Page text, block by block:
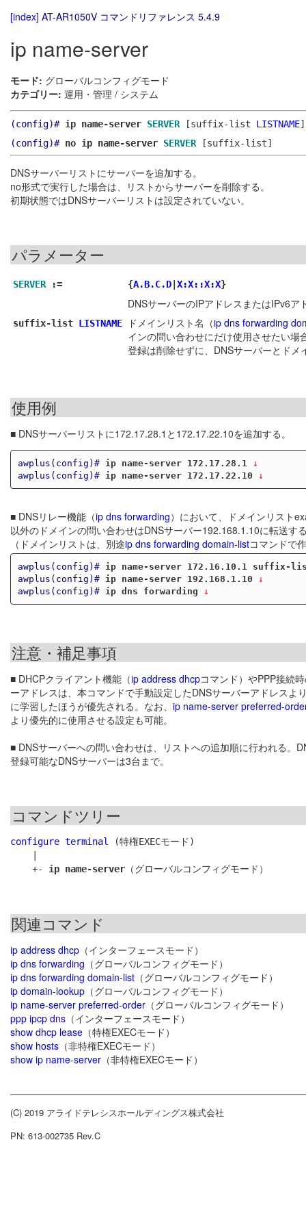
[index] AT-AR1050V コマンドリファレンス 5.4.9
ip name-server
モード: グローバルコンフィグモード
カテゴリー: 運用・管理 / システム
(config)# ip name-server SERVER [suffix-list LISTNAME]
(config)# no ip name-server SERVER [suffix-list]
DNSサーバーリストにサーバーを追加する。
no形式で実行した場合は、リストからサーバーを削除する。
初期状態ではDNSサーバーリストは設定されていない。
パラメーター
SERVER := {A.B.C.D X:X::X:X}
DNSサーバーのIPアドレスまたはIPv6ア
suffix-list LISTNAME ドメインリスト名（ip dns forwarding
インの問い合わせにだけ使用させたい
登録は削除せずに、DNSサーバーとド
使用例
■ DNSサーバーリストに172.17.28.1と172.17.22.10を追加する。
awplus(config)# ip name-server 172.17.28.1
↓
awplus(config)#
ip name-server 172.17.22.10 ↓
■ DNSリレー機能（ip dns forwarding）において、ドメインリスト
以外のドメインの問い合わせはDNSサーバー192.168.1.10に転送す
（ドメインリストは、別途ip dns forwarding domain-listコマンドで
awplus(config)#
ip name-server 172.16.10.1 suffix-
awplus(config)#
ip name-server 192.168.1.10 ↓
awplus(config)#
ip dns forwarding ↓
注意・補足事項
■ DHCPクライアント機能（ip address dhcpコマンド）やPPP接続
ーアドレスは、本コマンドで手動設定したDNSサーバーアドレス
に学習したほうが優先される。なお、 ip name-server preferred-
より優先的に使用させる設定も可能。
■ DNSサーバーへの問い合わせは、リストへの追加順に行われる。
登録可能なDNSサーバーは3台まで。
コマンドツリー
configure terminal
(特権EXECモード)
    +-
ip name-server
関連コマンド
ip address dhcp （インターフェースモード）
ip dns forwarding （グローバルコンフィグモード）
ip dns forwarding domain-list （グローバルコンフィグモード）
ip domain-lookup （グローバルコンフィグモード）
ip name-server preferred-order （グローバルコンフィグモード）
ppp ipcp dns （インターフェースモード）
show dhcp lease （特権EXECモード）
show hosts （非特権EXECモード）
show ip name-server （非特権EXECモード）
(C) 2019 アライドテレシスホールディングス株式会社
PN: 613-002735 Rev.C